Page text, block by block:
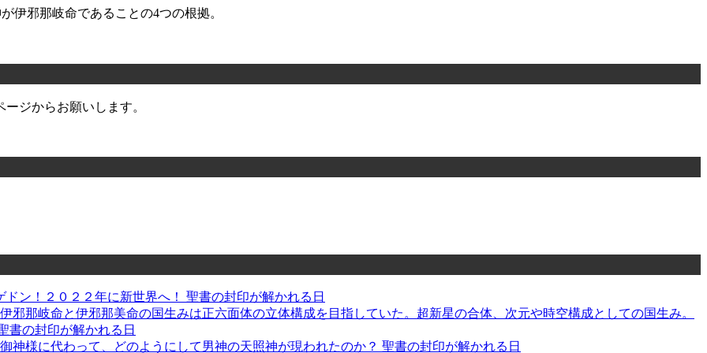
伊邪那岐命であることの4つの根拠。
ジからお願いします。
ン！２０２２年に新世界へ！ 聖書の封印が解かれる日
邪那岐命と伊邪那美命の国生みは正六面体の立体構成を目指していた。超新星の合体、次元や時空構成としての国生み。
書の封印が解かれる日
神様に代わって、どのようにして男神の天照神が現われたのか？ 聖書の封印が解かれる日